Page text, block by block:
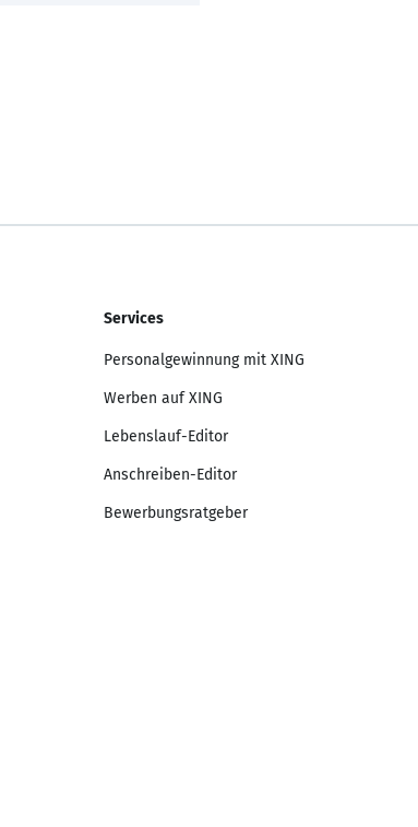
Services
Personalgewinnung mit XING
Werben auf XING
Lebenslauf-Editor
Anschreiben-Editor
Bewerbungsratgeber